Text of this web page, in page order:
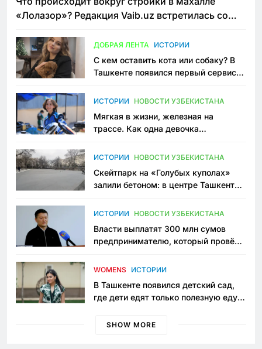
«Лолазор»? Редакция Vaib.uz встретилась со
ДОБРАЯ ЛЕНТА ИСТОРИИ
С кем оставить кота или собаку? В
Ташкенте появился первый сервис
ИСТОРИИ НОВОСТИ УЗБЕКИСТАНА
Мягкая в жизни, железная на
трассе. Как одна девочка
Узбекистане
ИСТОРИИ НОВОСТИ УЗБЕКИСТАНА
Скейтпарк на «Голубых куполах»
залили бетоном: в центре Ташкента
пространство
ИСТОРИИ НОВОСТИ УЗБЕКИСТАНА
Власти выплатят 300 млн сумов
предпринимателю, который провёл
приговору
WOMENS ИСТОРИИ
В Ташкенте появился детский сад,
где дети едят только полезную еду.
просить «кашу без сахара»
SHOW MORE